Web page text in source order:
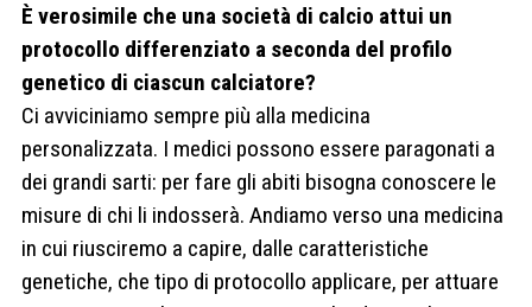
È verosimile che una società di calcio attui un
protocollo differenziato a seconda del profilo
genetico di ciascun calciatore?
Ci avviciniamo sempre più alla medicina
personalizzata. I medici possono essere paragonati a
dei grandi sarti: per fare gli abiti bisogna conoscere le
misure di chi li indosserà. Andiamo verso una medicina
in cui riusciremo a capire, dalle caratteristiche
genetiche, che tipo di protocollo applicare, per attuare